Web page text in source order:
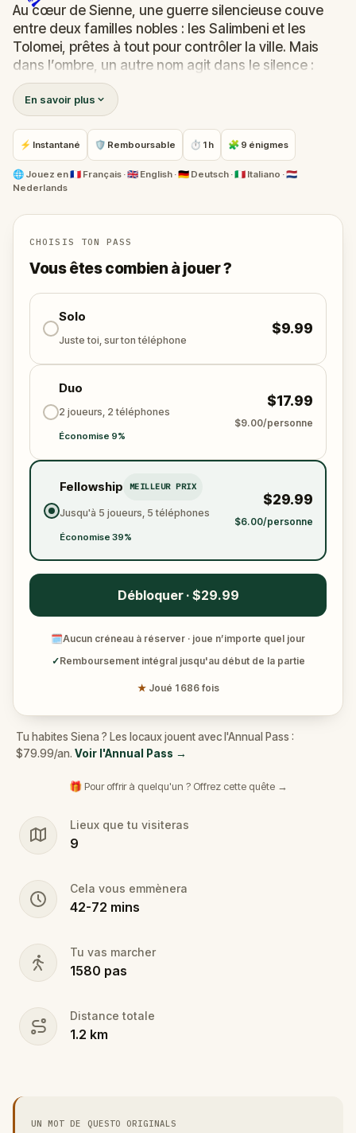
Au cœur de Sienne, une guerre silencieuse couve
entre deux familles nobles : les Salimbeni et les
Tolomei, prêtes à tout pour contrôler la ville. Mais
dans l’ombre, un autre nom agit dans le silence :
Terazzini. Ton nom.
En tant que membre de la famille Terazzini, tu as
appris à observer, manipuler et découvrir les secrets
qui pourraient faire s’effondrer tes rivaux. En
parcourant les ruelles historiques de Sienne, tu
suivras des indices réels, résoudras des énigmes et
dévoileras des vérités bien cachées. Ce n’est pas
une simple promenade—c’est une aventure de
stratégie, d’héritage et de pouvoir.
À vivre entre amis ou en famille,
Famillete plonge dans un monde de trahison et
comment les utiliseras-tu ?
En savoir plus
⚡ Instantané 🛡 Remboursable ⏱ 1 h 🧩 9 énigmes
🌐 Jouez en🇫🇷 Français · 🇬🇧 English · 🇩🇪 Deutsch · 🇮🇹 Italiano · 🇳🇱
Nederlands
CHOISIS TON PASS
Vous êtes combien à jouer ?
Solo
Juste toi, sur ton téléphone
$9.99
Duo
2 joueurs, 2 téléphones
Économise 9%
$17.99
$9.00/personne
Fellowship MEILLEUR PRIX
Jusqu'à 5 joueurs, 5 téléphones
Économise 39%
$29.99
$6.00/personne
Débloquer · $29.99
🗓Aucun créneau à réserver · joue n’importe quel jour
✓Remboursement intégral jusqu'au début de la partie
★ Joué 1 686 fois
Tu habites Siena ? Les locaux jouent avec l'Annual Pass :
$79.99/an. Voir l'Annual Pass →
🎁 Pour offrir à quelqu'un ? Offrez cette quête →
Lieux que tu visiteras
9
Cela vous emmènera
42-72 mins
Tu vas marcher
1580 pas
Distance totale
1.2 km
UN MOT DE QUESTO ORIGINALS